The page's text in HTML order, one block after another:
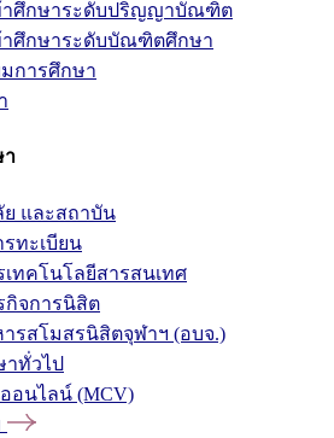
าศึกษาระดับปริญญาบัณฑิต
าศึกษาระดับบัณฑิตศึกษา
การศึกษา
า
และสถาบัน
ทะเบียน
ทคโนโลยีสารสนเทศ
กิจการนิสิต
รสโมสรนิสิตจุฬาฯ (อบจ.)
ทั่วไป
อนไลน์ (MCV)